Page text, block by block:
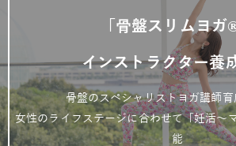
「骨盤スリムヨガ®
インストラクター養
骨盤のスペシャリストヨガ講師育
女性のライフステージに合わせて「妊活～
能